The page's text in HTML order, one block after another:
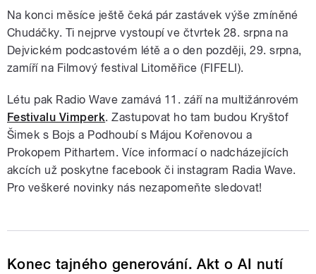
Na konci měsíce ještě čeká pár zastávek výše zmíněné
Chudáčky. Ti nejprve vystoupí ve čtvrtek 28. srpna na
Dejvickém podcastovém létě a o den později, 29. srpna,
zamíří na Filmový festival Litoměřice (FIFELI).
Létu pak Radio Wave zamává 11. září na multižánrovém
Festivalu Vimperk. Zastupovat ho tam budou Kryštof
Šimek s Bojs a Podhoubí s Májou Kořenovou a
Prokopem Pithartem. Více informací o nadcházejících
akcích už poskytne facebook či instagram Radia Wave.
Pro veškeré novinky nás nezapomeňte sledovat!
Konec tajného generování. Akt o AI nutí